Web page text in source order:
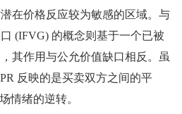
在价格反应较为敏感的区域。与
(IFVG) 的概念则基于一个已被
其作用与公允价值缺口相反。虽
反映的是买卖双方之间的平
情绪的逆转。